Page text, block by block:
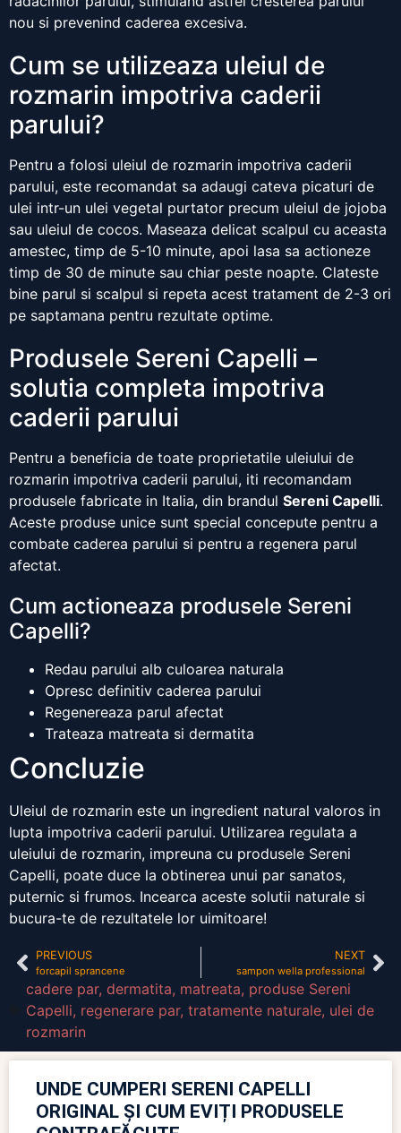
nou si prevenind caderea excesiva.
Cum se utilizeaza uleiul de
rozmarin impotriva caderii
parului?
Pentru a folosi uleiul de rozmarin impotriva caderii
parului, este recomandat sa adaugi cateva picaturi de
ulei intr-un ulei vegetal purtator precum uleiul de jojoba
sau uleiul de cocos. Maseaza delicat scalpul cu aceasta
amestec, timp de 5-10 minute, apoi lasa sa actioneze
timp de 30 de minute sau chiar peste noapte. Clateste
bine parul si scalpul si repeta acest tratament de 2-3 ori
pe saptamana pentru rezultate optime.
Produsele Sereni Capelli –
solutia completa impotriva
caderii parului
Pentru a beneficia de toate proprietatile uleiului de
rozmarin impotriva caderii parului, iti recomandam
produsele fabricate in Italia, din brandul Sereni Capelli.
Aceste produse unice sunt special concepute pentru a
combate caderea parului si pentru a regenera parul
afectat.
Cum actioneaza produsele Sereni
Capelli?
Redau parului alb culoarea naturala
Opresc definitiv caderea parului
Regenereaza parul afectat
Trateaza matreata si dermatita
Concluzie
Uleiul de rozmarin este un ingredient natural valoros in
lupta impotriva caderii parului. Utilizarea regulata a
uleiului de rozmarin, impreuna cu produsele Sereni
Capelli, poate duce la obtinerea unui par sanatos,
puternic si frumos. Incearca aceste solutii naturale si
bucura-te de rezultatele lor uimitoare!
PREVIOUS
forcapil sprancene
NEXT
sampon wella professional
cadere par, dermatita, matreata, produse Sereni
Capelli, regenerare par, tratamente naturale, ulei de
rozmarin
UNDE CUMPERI SERENI CAPELLI
ORIGINAL ȘI CUM EVIȚI PRODUSELE